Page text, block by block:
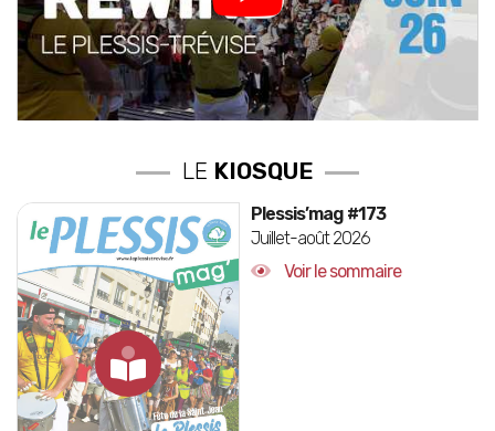
LE KIOSQUE
Plessis’mag #173
Juillet-août 2026
Voir le sommaire